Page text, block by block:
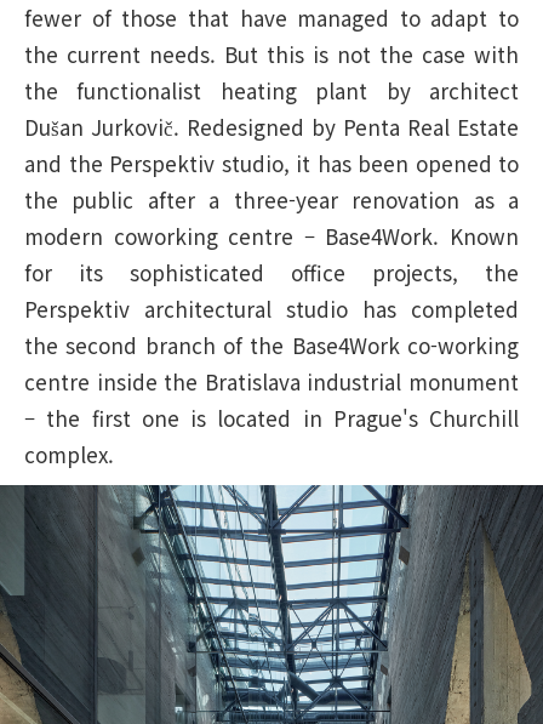
fewer of those that have managed to adapt to
the current needs. But this is not the case with
the functionalist heating plant by architect
Dušan Jurkovič. Redesigned by Penta Real Estate
and the Perspektiv studio, it has been opened to
the public after a three-year renovation as a
modern coworking centre – Base4Work. Known
for its sophisticated office projects, the
Perspektiv architectural studio has completed
the second branch of the Base4Work co-working
centre inside the Bratislava industrial monument
– the first one is located in Prague's Churchill
complex.